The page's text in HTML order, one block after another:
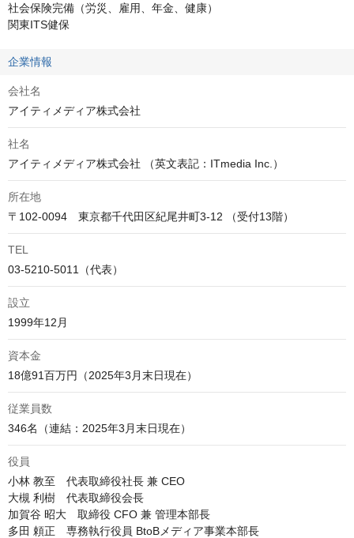
社会保険完備（労災、雇用、年金、健康）
関東ITS健保
企業情報
会社名
アイティメディア株式会社
社名
アイティメディア株式会社 （英文表記：ITmedia Inc.）
所在地
〒102-0094　東京都千代田区紀尾井町3-12 （受付13階）
TEL
03-5210-5011（代表）
設立
1999年12月
資本金
18億91百万円（2025年3月末日現在）
従業員数
346名（連結：2025年3月末日現在）
役員
小林 教至　代表取締役社長 兼 CEO
大槻 利樹　代表取締役会長
加賀谷 昭大　取締役 CFO 兼 管理本部長
多田 頼正　専務執行役員 BtoBメディア事業本部長